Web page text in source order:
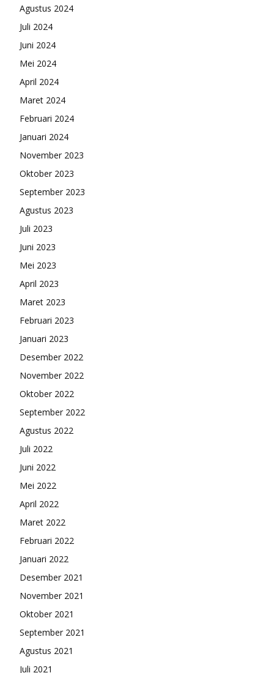
Agustus 2024
Juli 2024
Juni 2024
Mei 2024
April 2024
Maret 2024
Februari 2024
Januari 2024
November 2023
Oktober 2023
September 2023
Agustus 2023
Juli 2023
Juni 2023
Mei 2023
April 2023
Maret 2023
Februari 2023
Januari 2023
Desember 2022
November 2022
Oktober 2022
September 2022
Agustus 2022
Juli 2022
Juni 2022
Mei 2022
April 2022
Maret 2022
Februari 2022
Januari 2022
Desember 2021
November 2021
Oktober 2021
September 2021
Agustus 2021
Juli 2021